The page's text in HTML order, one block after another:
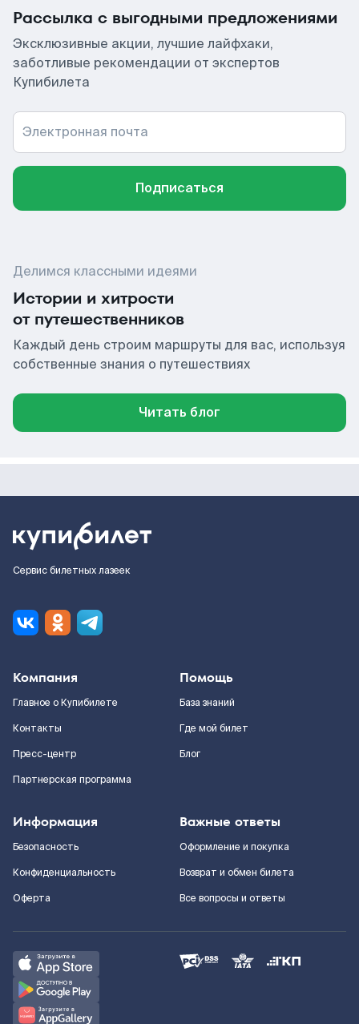
Рассылка с выгодными предложениями
Эксклюзивные акции, лучшие лайфхаки,
заботливые рекомендации от экспертов
Купибилета
Электронная почта
Подписаться
Делимся классными идеями
Истории и хитрости
от путешественников
Каждый день строим маршруты для вас, используя
собственные знания о путешествиях
Читать блог
Сервис билетных лазеек
Компания
Главное о Купибилете
Контакты
Пресс-центр
Партнерская программа
Помощь
База знаний
Где мой билет
Блог
Информация
Безопасность
Конфиденциальность
Оферта
Важные ответы
Оформление и покупка
Возврат и обмен билета
Все вопросы и ответы